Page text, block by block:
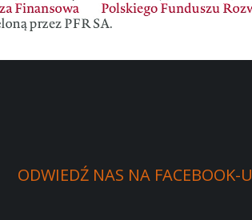
ODWIEDŹ NAS NA FACEBOOK-U